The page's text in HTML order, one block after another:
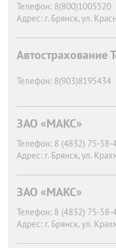
Телефон: 8(800)1005520
Адрес: г. Брянск, ул.
Автострахование
Телефон: 8(903)8195434
ЗАО «МАКС»
Телефон: 8 (4832) 75-58-
Адрес: г. Брянск, ул.
ЗАО «МАКС»
Телефон: 8 (4832) 75-58-
Адрес: г. Брянск, ул.